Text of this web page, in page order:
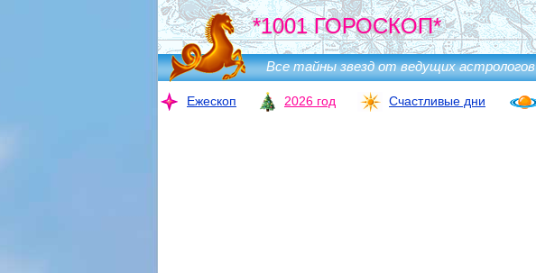
*1001 ГОРОСКОП*
Все тайны звезд от ведущих астрологов
Ежескоп 2026 год Счастливые дни